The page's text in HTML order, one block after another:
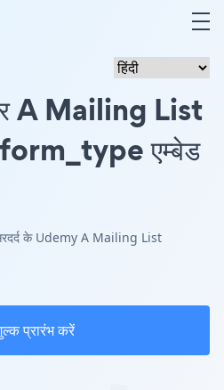
A Mailing List
एम्बेड
के Udemy A Mailing List
प्रारंभ करें